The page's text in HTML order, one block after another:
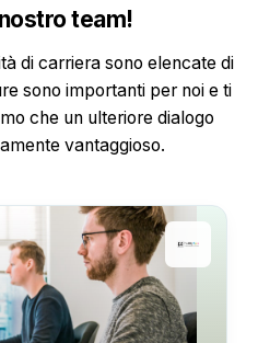
team!
di carriera sono elencate di
sono importanti per noi e ti
che un ulteriore dialogo
vantaggioso.